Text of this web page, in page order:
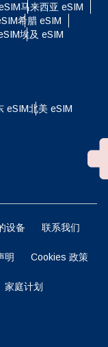
马来西亚 eSIM
希腊 eSIM
埃及 eSIM
eSIM北美 eSIM
设备 联系我们
明 Cookies 政策
家庭计划